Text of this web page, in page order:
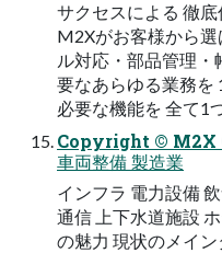
サクセスによる 徹底
M2Xがお客様から
ル対応・部品管理
要なあらゆる業務を
必要な機能を 全て1
Copyright © M2X
車両整備 製造業
インフラ 電力設備
通信 上下水道施設
の魅力 現状のメイ